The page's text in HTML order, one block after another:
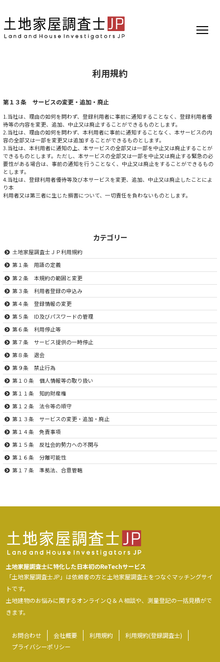
利用規約
第１３条 サービスの変更・追加・廃止
1.当社は、理由の如何を問わず、登録利用者に事前に通知することなく、登録利用者優
待等の内容を変更、追加、中止又は廃止することができるものとします。
2.当社は、理由の如何を問わず、本利用者に事前に通知することなく、本サービスの内
容の全部又は一部を変更又は追加することができるものとします。
3.当社は、本利用者に通知の上、本サービスの全部又は一部を中止又は廃止することが
できるものとします。ただし、本サービスの全部又は一部を中止又は廃止する緊急の必
要性がある場合は、事前の通知を行うことなく、中止又は廃止をすることができるもの
とします。
4.当社は、登録利用者優待等及び本サービスを変更、追加、中止又は廃止したことによ
り本
利用者又は第三者に生じた損害について、一切責任を負わないものとします。
カテゴリー
土地家屋調査士ＪＰ利用規約
第１条 用語の定義
第２条 本規約の範囲と変更
第３条 利用者登録の申込み
第４条 登録情報の変更
第５条 ID及びパスワードの管理
第６条 利用停止等
第７条 サービス提供の一時停止
第８条 退会
第９条 禁止行為
第１０条 個人情報等の取り扱い
第１１条 知的財産権
第１２条 法令等の順守
第１３条 サービスの変更・追加・廃止
第１４条 免責事項
第１５条 反社会的勢力への不関与
第１６条 分離可能性
第１７条 準拠法、合意管轄
土地家屋調査士に特化した日本初のReTechサービス
「土地家屋調査士JP」は依頼者の方と土地家屋調査士をつなぐマッチングサイ
トです。
土地建物のお悩みに関するオンラインＱ＆Ａ相談や、測量登記の一括見積がで
きます。
お問合わせ 会社概要 利用規約
利用規約(登録調査士)
プライバシーポリシー